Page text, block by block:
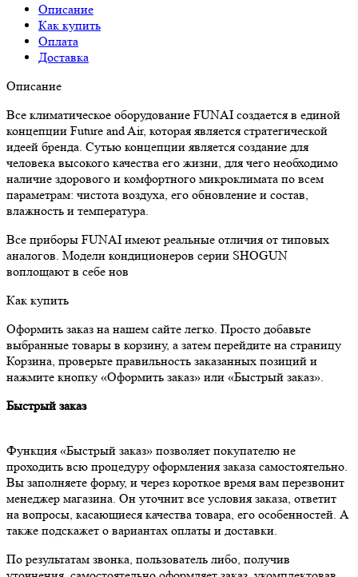
Описание
Как купить
Оплата
Доставка
Описание
Все климатическое оборудование FUNAI создается в единой
концепции Future and Air, которая является стратегической
идеей бренда. Сутью концепции является создание для
человека высокого качества его жизни, для чего необходимо
наличие здорового и комфортного микроклимата по всем
параметрам: чистота воздуха, его обновление и состав,
влажность и температура.
Все приборы FUNAI имеют реальные отличия от типовых
аналогов. Модели кондиционеров серии SHOGUN
воплощают в себе нов
Как купить
Оформить заказ на нашем сайте легко. Просто добавьте
выбранные товары в корзину, а затем перейдите на страницу
Корзина, проверьте правильность заказанных позиций и
нажмите кнопку «Оформить заказ» или «Быстрый заказ».
Быстрый заказ
Функция «Быстрый заказ» позволяет покупателю не
проходить всю процедуру оформления заказа самостоятельно.
Вы заполняете форму, и через короткое время вам перезвонит
менеджер магазина. Он уточнит все условия заказа, ответит
на вопросы, касающиеся качества товара, его особенностей. А
также подскажет о вариантах оплаты и доставки.
По результатам звонка, пользователь либо, получив